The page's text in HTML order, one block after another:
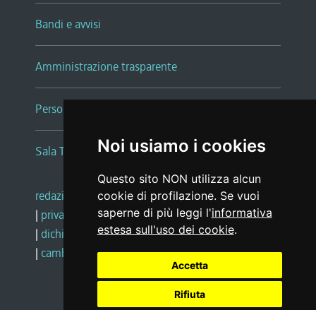
Noi usiamo i cookies
Questo sito NON utilizza alcun
cookie di profilazione. Se vuoi
saperne di più leggi l'informativa
estesa sull'uso dei cookie.
Accetta
Rifiuta
Bandi e avvisi
Amministrazione trasparente
Persone e Uffici
Sala Tiziano Tessitori
redazione web |note legali |glossario
| privacy
social media policy
| dichiarazione di accessibilità |feedback
| cambio preferenze cookie
Realizzato da